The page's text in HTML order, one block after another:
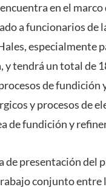
en el
a funcionarios
especialmente
y tendrá un total de
de fundición
y procesos de
de fundición y
de presentación del
conjunto